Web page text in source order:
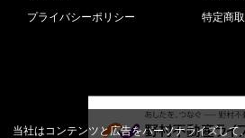
プライバシーポリシー
特定商
当社はコンテンツと広告をパーソナライズして